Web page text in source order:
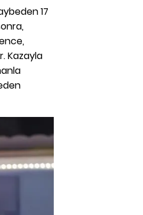
17
Kazayla